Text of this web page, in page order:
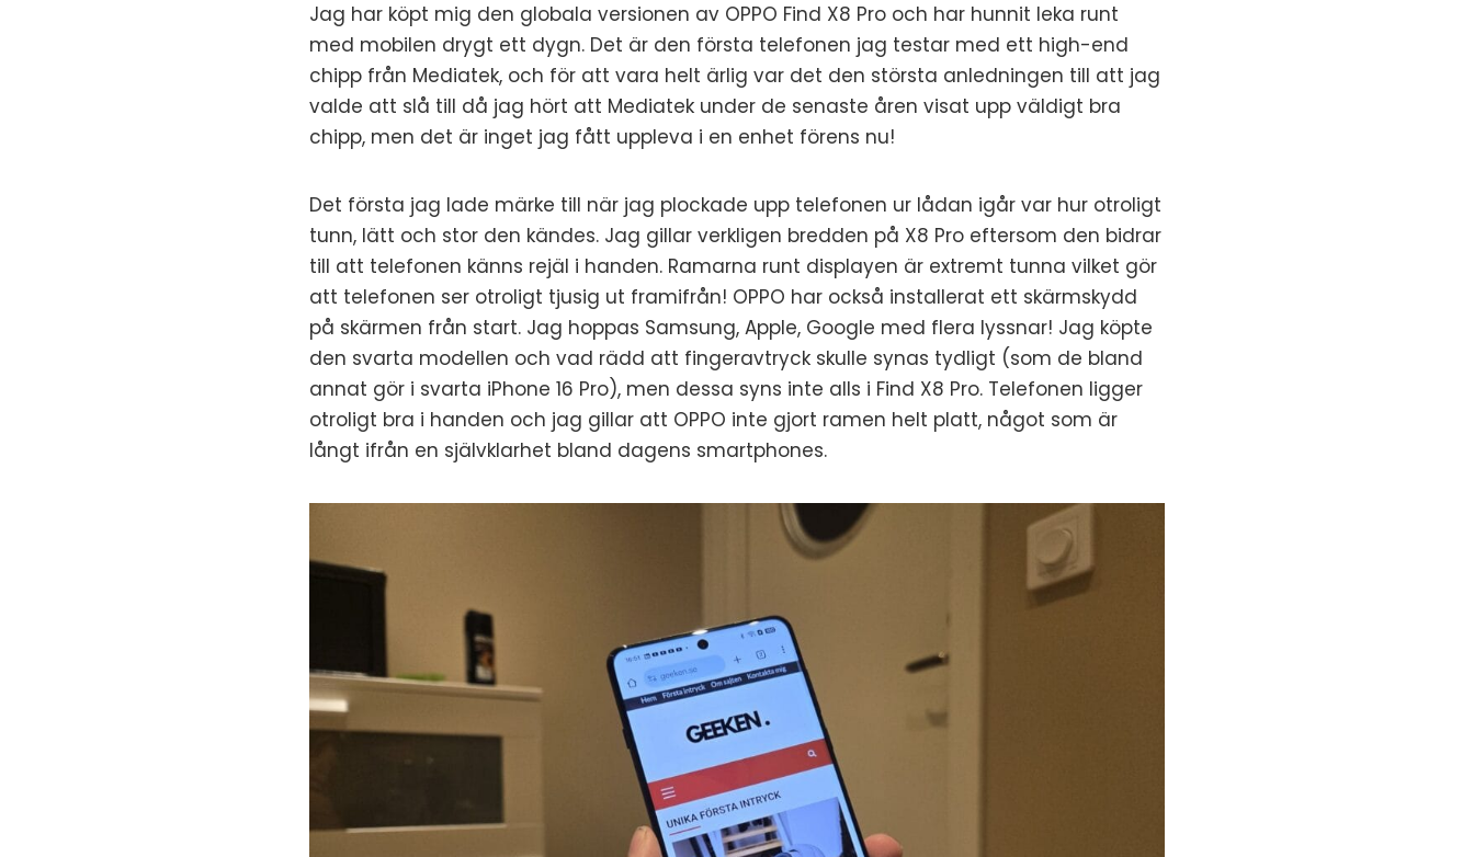
Jag har köpt mig den globala versionen av OPPO Find X8 Pro och har hunnit leka runt
med mobilen drygt ett dygn. Det är den första telefonen jag testar med ett high-end
chipp från Mediatek, och för att vara helt ärlig var det den största anledningen till att jag
valde att slå till då jag hört att Mediatek under de senaste åren visat upp väldigt bra
chipp, men det är inget jag fått uppleva i en enhet förens nu!
Det första jag lade märke till när jag plockade upp telefonen ur lådan igår var hur otroligt
tunn, lätt och stor den kändes. Jag gillar verkligen bredden på X8 Pro eftersom den bidrar
till att telefonen känns rejäl i handen. Ramarna runt displayen är extremt tunna vilket gör
att telefonen ser otroligt tjusig ut framifrån! OPPO har också installerat ett skärmskydd
på skärmen från start. Jag hoppas Samsung, Apple, Google med flera lyssnar! Jag köpte
den svarta modellen och vad rädd att fingeravtryck skulle synas tydligt (som de bland
annat gör i svarta iPhone 16 Pro), men dessa syns inte alls i Find X8 Pro. Telefonen ligger
otroligt bra i handen och jag gillar att OPPO inte gjort ramen helt platt, något som är
långt ifrån en självklarhet bland dagens smartphones.